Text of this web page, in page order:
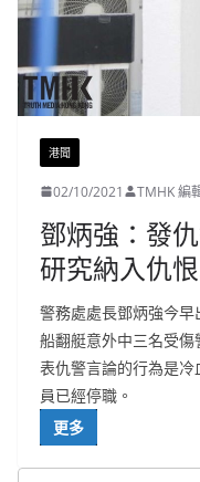
港聞
02/10/2021 TMHK 編
鄧炳強：發
研究納入仇
警務處處長鄧炳強今
船翻艇意外中三名受
表仇警言論的行為是
員已經停職。
更多